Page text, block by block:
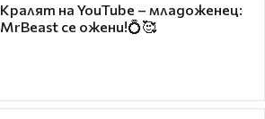
Кралят на YouTube – младоженец:
MrBeast се ожени!💍🥰